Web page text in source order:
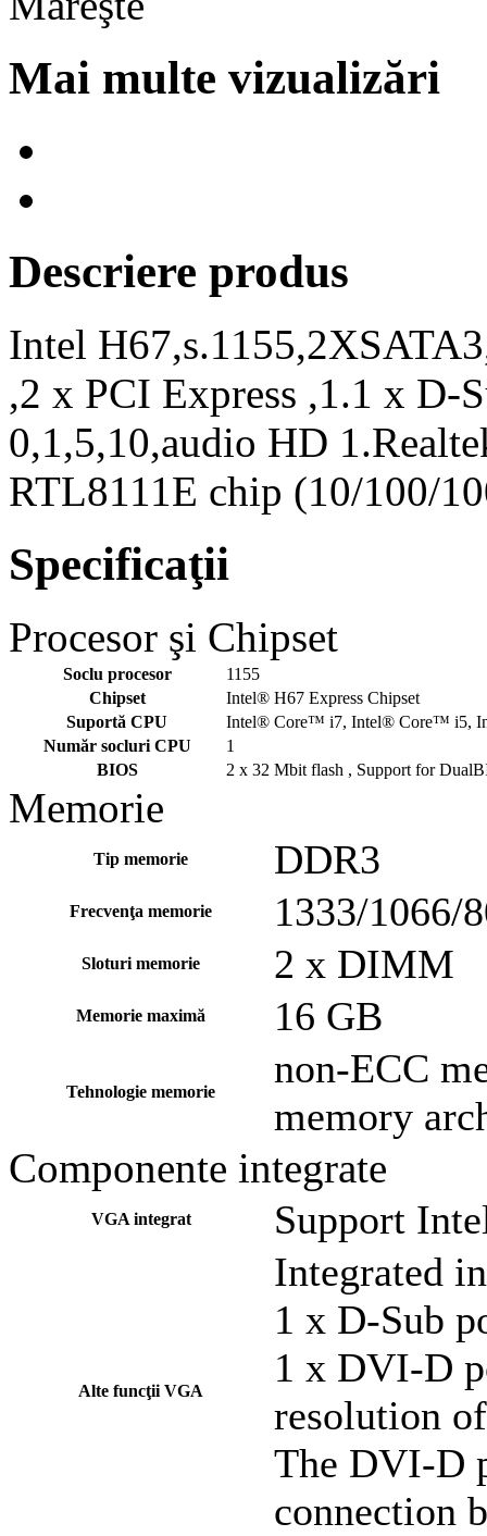
Mai multe vizualizări
Descriere produs
Intel
,2 x PCI Express ,1.1 x
0,1,5,10,audio HD
RTL8111E chip (10/100/
Specificaţii
Procesor şi Chipset
Soclu procesor
1155
Chipset
Intel® H67 Express Chipset
Suportă CPU
Intel® Core™ i7, Intel® Core™ i5,
Număr socluri CPU
1
BIOS
2 x 32 Mbit flash , Support for
Memorie
Tip memorie DDR3
Frecvenţa memorie 1333/1066/
Sloturi memorie 2 x DIMM
Memorie maximă 16 GB
Tehnologie memorie
non-ECC
memory
Componente integrate
VGA integrat Support
Alte funcţii VGA
Integrated
1 x D-Sub
1 x DVI-D
resolution
The DVI-D
connection